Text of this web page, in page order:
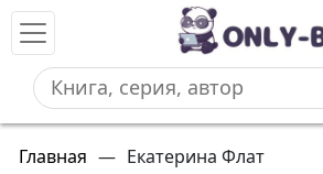
Главная — Екатерина Флат